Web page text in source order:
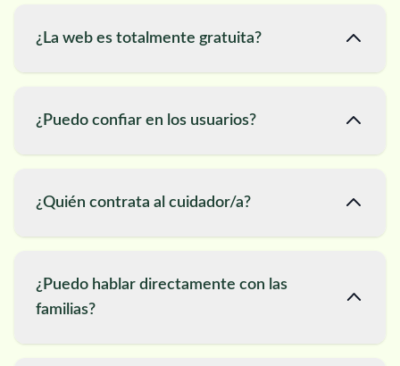
¿La web es totalmente gratuita?
¿Puedo confiar en los usuarios?
¿Quién contrata al cuidador/a?
¿Puedo hablar directamente con las
familias?